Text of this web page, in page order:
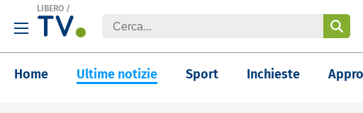
LIBERO /
Home Ultime notizie Sport Inchieste